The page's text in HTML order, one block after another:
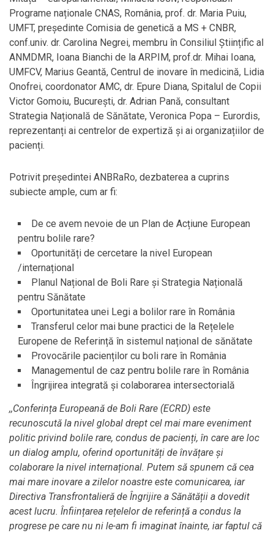
Programe naționale CNAS, România, prof. dr. Maria Puiu,
UMFT, președinte Comisia de genetică a MS + CNBR,
conf.univ. dr. Carolina Negrei, membru în Consiliul Științific al
ANMDMR, Ioana Bianchi de la ARPIM, prof.dr. Mihai Ioana,
UMFCV, Marius Geantă, Centrul de inovare în medicină, Lidia
Onofrei, coordonator AMC, dr. Epure Diana, Spitalul de Copii
Victor Gomoiu, București, dr. Adrian Pană, consultant
Strategia Națională de Sănătate, Veronica Popa – Eurordis,
reprezentanți ai centrelor de expertiză și ai organizațiilor de
pacienți.
Potrivit președintei ANBRaRo, dezbaterea a cuprins
subiecte ample, cum ar fi:
De ce avem nevoie de un Plan de Acțiune European
pentru bolile rare?
Oportunități de cercetare la nivel European
/internațional
Planul Național de Boli Rare și Strategia Națională
pentru Sănătate
Oportunitatea unei Legi a bolilor rare în România
Transferul celor mai bune practici de la Rețelele
Europene de Referință în sistemul național de sănătate
Provocările pacienților cu boli rare în România
Managementul de caz pentru bolile rare în România
Îngrijirea integrată și colaborarea intersectorială
,,Conferința Europeană de Boli Rare (ECRD) este
recunoscută la nivel global drept cel mai mare eveniment
politic privind bolile rare, condus de pacienți, în care are loc
un dialog amplu, oferind oportunități de învățare și
colaborare la nivel internațional. Putem să spunem că cea
mai mare inovare a zilelor noastre este comunicarea, iar
Directiva Transfrontalieră de Îngrijire a Sănătății a dovedit
acest lucru. Înființarea rețelelor de referință a condus la
progrese pe care nu ni le-am fi imaginat înainte, iar faptul că